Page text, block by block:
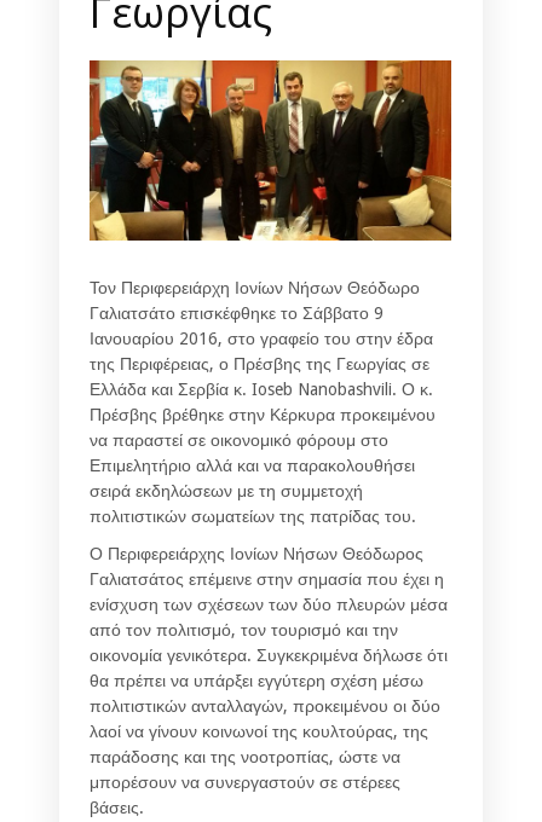
Τον Περιφερειάρχη Ιονίων Νήσων Θεόδωρο
Γαλιατσάτο επισκέφθηκε το Σάββατο 9
Ιανουαρίου 2016, στο γραφείο του στην έδρα
της Περιφέρειας, ο Πρέσβης της Γεωργίας σε
Ελλάδα και Σερβία κ. Ioseb Nanobashvili. Ο κ.
Πρέσβης βρέθηκε στην Κέρκυρα προκειμένου
να παραστεί σε οικονομικό φόρουμ στο
Επιμελητήριο αλλά και να παρακολουθήσει
σειρά εκδηλώσεων με τη συμμετοχή
πολιτιστικών σωματείων της πατρίδας του.
Ο Περιφερειάρχης Ιονίων Νήσων Θεόδωρος
Γαλιατσάτος επέμεινε στην σημασία που έχει η
ενίσχυση των σχέσεων των δύο πλευρών μέσα
από τον πολιτισμό, τον τουρισμό και την
οικονομία γενικότερα. Συγκεκριμένα δήλωσε ότι
θα πρέπει να υπάρξει εγγύτερη σχέση μέσω
πολιτιστικών ανταλλαγών, προκειμένου οι δύο
λαοί να γίνουν κοινωνοί της κουλτούρας, της
παράδοσης και της νοοτροπίας, ώστε να
μπορέσουν να συνεργαστούν σε στέρεες
βάσεις.